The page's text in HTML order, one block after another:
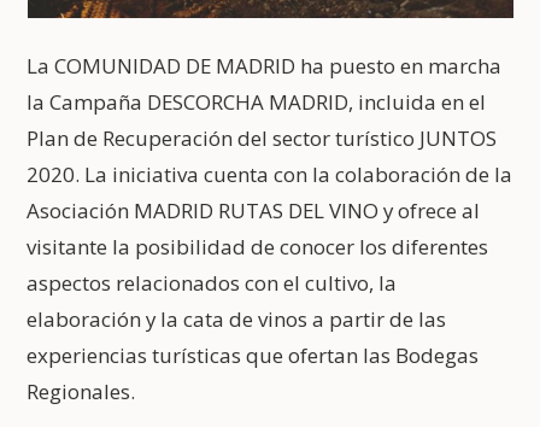
La COMUNIDAD DE MADRID ha puesto en marcha
la Campaña DESCORCHA MADRID, incluida en el
Plan de Recuperación del sector turístico JUNTOS
2020. La iniciativa cuenta con la colaboración de la
Asociación MADRID RUTAS DEL VINO y ofrece al
visitante la posibilidad de conocer los diferentes
aspectos relacionados con el cultivo, la
elaboración y la cata de vinos a partir de las
experiencias turísticas que ofertan las Bodegas
Regionales.